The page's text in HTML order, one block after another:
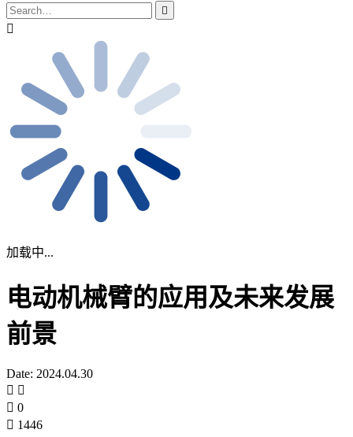
加载中...
电动机械臂的应用及未来发展
前景
Date: 2024.04.30
0
1446